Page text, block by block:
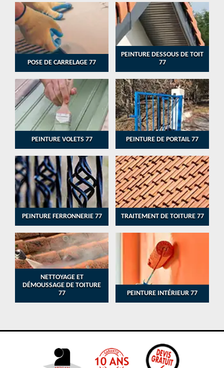
POSE DE CARRELAGE 77
PEINTURE DESSOUS DE TOIT
77
PEINTURE VOLETS 77 PEINTURE DE PORTAIL 77
PEINTURE FERRONNERIE 77 TRAITEMENT DE TOITURE 77
NETTOYAGE ET
DÉMOUSSAGE DE TOITURE
77
PEINTURE INTÉRIEUR 77